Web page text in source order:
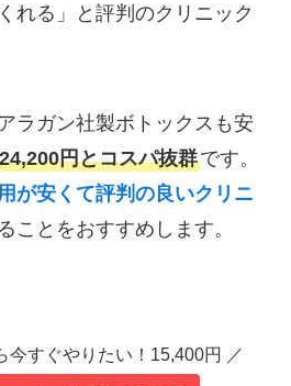
れる」と評判のクリニック
ラガン社製ボトックスも安
円とコスパ抜群です。
が安くて評判の良いクリニ
ことをおすすめします。
今すぐやりたい！15,400円 ／